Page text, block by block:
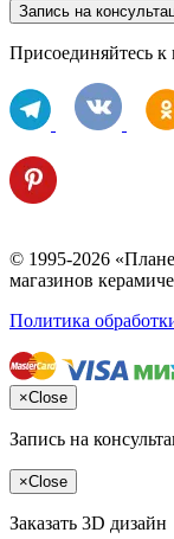
Запись на
Присоединяйтесь к
© 1995-2026
магазинов
Политика
×Close
Запись на
×Close
Заказать 3D дизайн